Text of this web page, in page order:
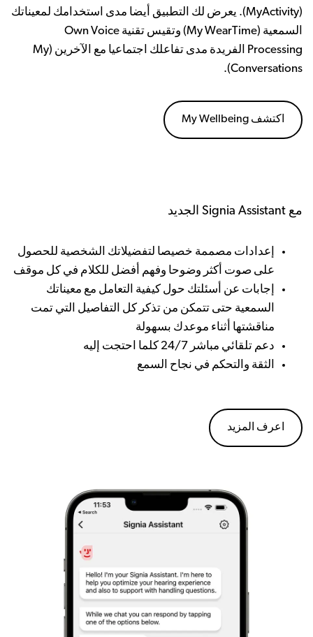
(MyActivity). يعرض لك التطبيق أيضا مدى استخدامك لمعيناتك
السمعية (My WearTime) وتقيس تقنية Own Voice
Processing الفريدة مدى تفاعلك اجتماعيا مع الآخرين (My
Conversations).
My Wellbeing اكتشف
مع Signia Assistant الجديد
إعدادات مصممة خصيصا لتفضيلاتك الشخصية للحصول
على صوت أكثر وضوحا وفهم أفضل للكلام في كل موقف
إجابات عن أسئلتك حول كيفية التعامل مع معيناتك
السمعية حتى تتمكن من تذكر كل التفاصيل التي تمت
مناقشتها أثناء موعدك بسهولة
دعم تلقائي مباشر 24/7 كلما احتجت إليه
الثقة والتحكم في نجاح السمع
اعرف المزيد